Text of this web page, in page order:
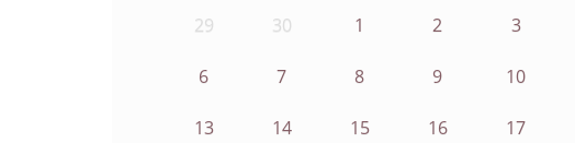
29 30 1 2 3
6 7 8 9 10
13 14 15 16 17